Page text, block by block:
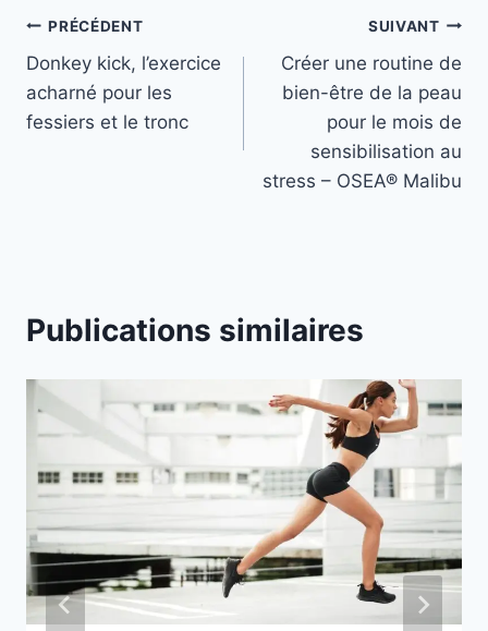
Navigation
de
l’article
PRÉCÉDENT
Donkey kick, l’exercice
acharné pour les
fessiers et le tronc
SUIVANT
Créer une routine de
bien-être de la peau
pour le mois de
sensibilisation au
stress – OSEA® Malibu
Publications similaires